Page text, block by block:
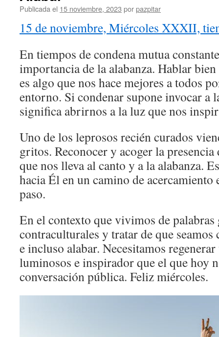
Publicada el 15 noviembre, 2023 porpazpitar
15 de noviembre, Miércoles XXXII,
En tiempos de condena mutua
importancia de la alabanza. Hablar
es algo que nos hace mejores a todos
entorno. Si condenar supone invocar a
significa abrirnos a la luz que nos
Uno de los leprosos recién curados
gritos. Reconocer y acoger la
que nos lleva al canto y a la alabanza.
hacia Él en un camino de
paso.
En el contexto que vivimos de
contraculturales y tratar de que seamos
e incluso alabar. Necesitamos
luminosos e inspirador que el que hoy
conversación pública. Feliz miércoles.